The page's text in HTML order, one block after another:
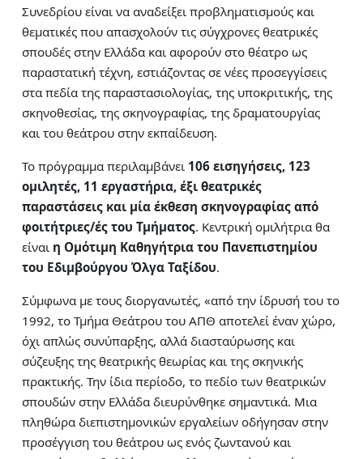
Συνεδρίου είναι να αναδείξει προβληματισμούς και
θεματικές που απασχολούν τις σύγχρονες θεατρικές
σπουδές στην Ελλάδα και αφορούν στο θέατρο ως
παραστατική τέχνη, εστιάζοντας σε νέες προσεγγίσεις
στα πεδία της παραστασιολογίας, της υποκριτικής, της
σκηνοθεσίας, της σκηνογραφίας, της δραματουργίας
και του θεάτρου στην εκπαίδευση.
Το πρόγραμμα περιλαμβάνει 106 εισηγήσεις, 123
ομιλητές, 11 εργαστήρια, έξι θεατρικές
παραστάσεις και μία έκθεση σκηνογραφίας από
φοιτήτριες/ές του Τμήματος. Κεντρική ομιλήτρια θα
είναι η Ομότιμη Καθηγήτρια του Πανεπιστημίου
του Εδιμβούργου Όλγα Ταξίδου.
Σύμφωνα με τους διοργανωτές, «από την ίδρυσή του το
1992, το Τμήμα Θεάτρου του ΑΠΘ αποτελεί έναν χώρο,
όχι απλώς συνύπαρξης, αλλά διασταύρωσης και
σύζευξης της θεατρικής θεωρίας και της σκηνικής
πρακτικής. Την ίδια περίοδο, το πεδίο των θεατρικών
σπουδών στην Ελλάδα διευρύνθηκε σημαντικά. Μια
πληθώρα διεπιστημονικών εργαλείων οδήγησαν στην
προσέγγιση του θεάτρου ως ενός ζωντανού και